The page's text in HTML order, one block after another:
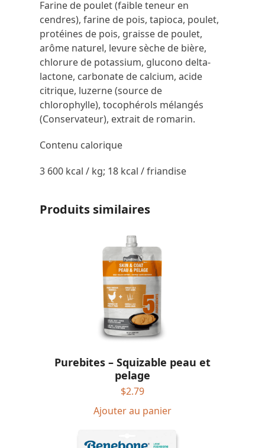
Farine de poulet (faible teneur en
cendres), farine de pois, tapioca, poulet,
protéines de pois, graisse de poulet,
arôme naturel, levure sèche de bière,
chlorure de potassium, glucono delta-
lactone, carbonate de calcium, acide
citrique, luzerne (source de
chlorophylle), tocophérols mélangés
(Conservateur), extrait de romarin.
Contenu calorique
3 600 kcal / kg; 18 kcal / friandise
Produits similaires
Purebites – Squizable peau et
pelage
$2.79
Ajouter au panier